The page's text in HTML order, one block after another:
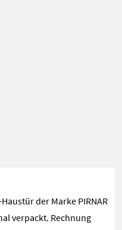
der Marke PIRNAR
verpackt. Rechnung